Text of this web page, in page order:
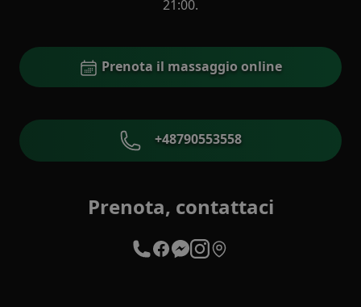
21:00.
Prenota il massaggio online
+48790553558
Prenota, contattaci